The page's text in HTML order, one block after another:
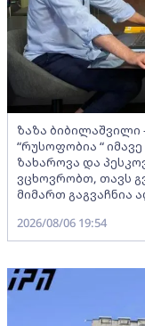
ზაზა ბიბილაშვილი
“რუსოფობია “
ზახაროვა და
ვცხოვრობთ, თავს
მიმართ გაგვაჩნია
2026/08/06 19:54